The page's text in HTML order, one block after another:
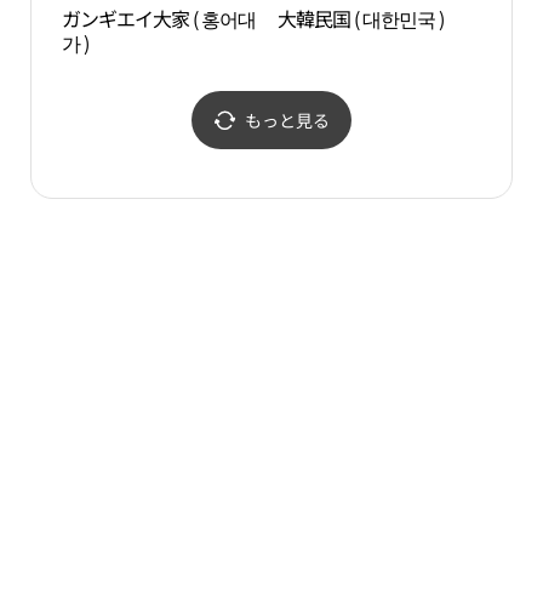
ガンギエイ大家 ( 홍어대
가 )
大韓民国 ( 대한민국 )
もっと見る